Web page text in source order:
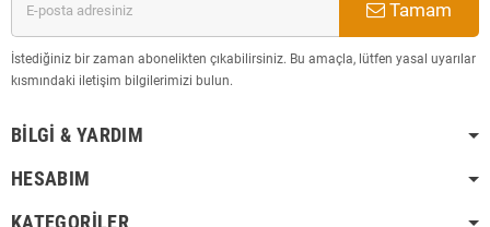
Tamam
İstediğiniz bir zaman abonelikten çıkabilirsiniz. Bu amaçla, lütfen yasal uyarılar
kısmındaki iletişim bilgilerimizi bulun.
BILGI & YARDIM
HESABIM
KATEGORILER